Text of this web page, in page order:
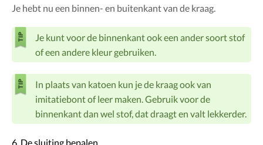
Je hebt nu een binnen- en buitenkant van de kraag.
Je kunt voor de binnenkant ook een ander soort stof
of een andere kleur gebruiken.
In plaats van katoen kun je de kraag ook van
imitatiebont of leer maken. Gebruik voor de
binnenkant dan wel stof, dat draagt en valt lekkerder.
6. De sluiting bepalen